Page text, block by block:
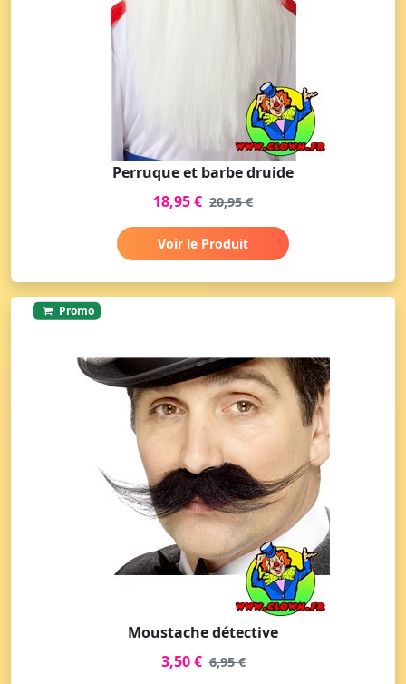
Perruque et barbe druide
18,95 € 20,95 €
Voir le Produit
Promo
Moustache détective
3,50 € 6,95 €